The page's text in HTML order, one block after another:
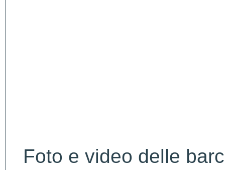
Foto e video delle